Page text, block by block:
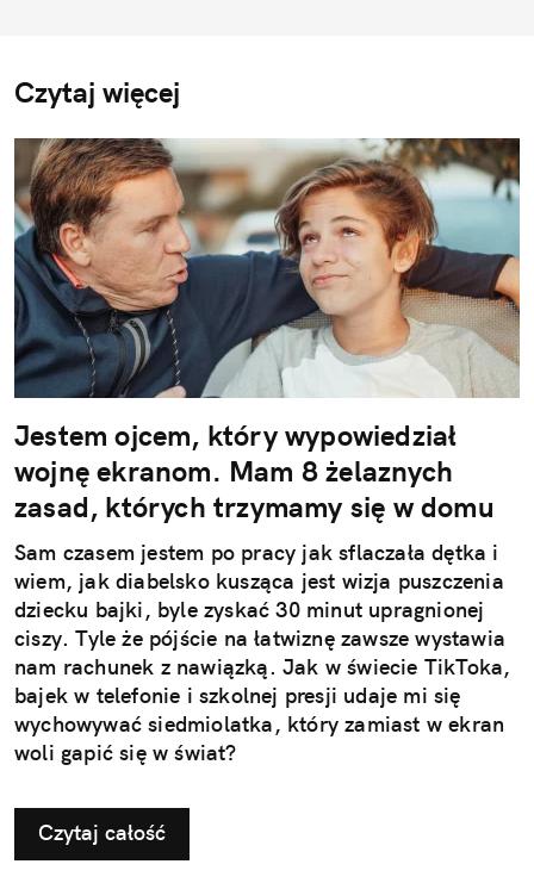
Czytaj więcej
Jestem ojcem, który wypowiedział
wojnę ekranom. Mam 8 żelaznych
zasad, których trzymamy się w domu
Sam czasem jestem po pracy jak sflaczała dętka i
wiem, jak diabelsko kusząca jest wizja puszczenia
dziecku bajki, byle zyskać 30 minut upragnionej
ciszy. Tyle że pójście na łatwiznę zawsze wystawia
nam rachunek z nawiązką. Jak w świecie TikToka,
bajek w telefonie i szkolnej presji udaje mi się
wychowywać siedmiolatka, który zamiast w ekran
woli gapić się w świat?
Czytaj całość